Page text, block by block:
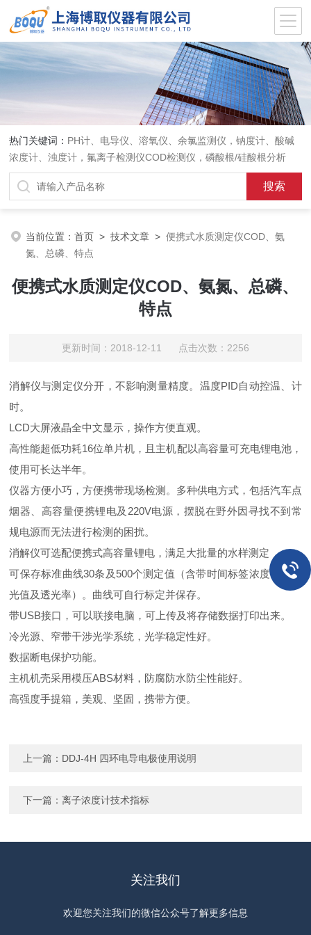
热门关键词： PH计、电导仪、溶氧仪、余氯监测仪，钠度计、酸碱
浓度计、浊度计，氟离子检测仪COD检测仪，磷酸根/硅酸根分析
仪，PH电极、溶氧电极、电导电极
当前位置：首页 >技术文章 >便携式水质测定仪COD、氨
氮、总磷、特点
便携式水质测定仪COD、氨氮、总磷、
特点
更新时间：2018-12-11 点击次数：2256
消解仪与测定仪分开，不影响测量精度。温度PID自动控温、计
时。
LCD大屏液晶全中文显示，操作方便直观。
高性能超低功耗16位单片机，且主机配以高容量可充电锂电池，
使用可长达半年。
仪器方便小巧，方便携带现场检测。多种供电方式，包括汽车点
烟器、高容量便携锂电及220V电源，摆脱在野外因寻找不到常
规电源而无法进行检测的困扰。
消解仪可选配便携式高容量锂电，满足大批量的水样测定
可保存标准曲线30条及500个测定值（含带时间标签浓度值、吸
光值及透光率）。曲线可自行标定并保存。
带USB接口，可以联接电脑，可上传及将存储数据打印出来。
冷光源、窄带干涉光学系统，光学稳定性好。
数据断电保护功能。
主机机壳采用模压ABS材料，防腐防水防尘性能好。
高强度手提箱，美观、坚固，携带方便。
上一篇： DDJ-4H 四环电导电极使用说明
下一篇：离子浓度计技术指标
关注我们
欢迎您关注我们的微信公众号了解更多信息